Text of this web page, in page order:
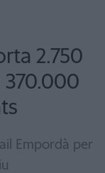
2.750
Empordà per